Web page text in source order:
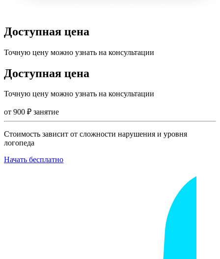
Доступная цена
Точную цену можно узнать на консультации
Доступная цена
Точную цену можно узнать на консультации
от 900 ₽ занятие
Стоимость зависит от сложности нарушения и уровня
логопеда
Начать бесплатно